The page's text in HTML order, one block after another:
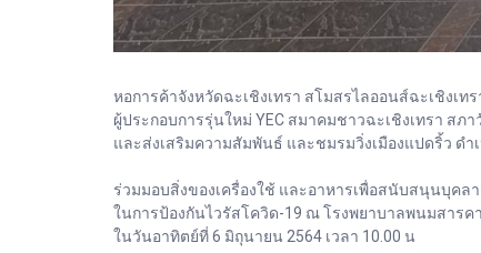
หอการค้าจังหวัดฉะเชิงเทรา สโมสรไลออนส์ฉะเชิงเทร
ผู้ประกอบการรุ่นใหม่ YEC สมาคมชาวฉะเชิงเทรา สภ
และส่งเสริมความสัมพันธ์ และชมรมวิ่งเมืองแปดริ้ว ด
ร่วมมอบสิ่งของเครื่องใช้ และอาหารเพื่อสนับสนุนบุคล
ในการป้องกันไวรัสโควิด-19 ณ โรงพยาบาลพนมสารค
ในวันอาทิตย์ที่ 6 มิถุนายน 2564 เวลา 10.00 น